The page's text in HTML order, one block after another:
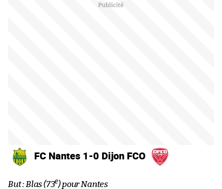
FC Nantes 1-0 Dijon FCO
But : Blas (73e) pour Nantes